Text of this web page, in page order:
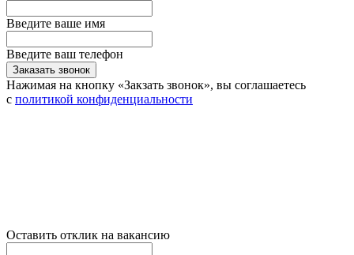
Введите ваше имя
Введите ваш телефон
Заказать звонок
Нажимая на кнопку «Закзать звонок», вы соглашаетесь
с политикой конфиденциальности
Оставить отклик на вакансию